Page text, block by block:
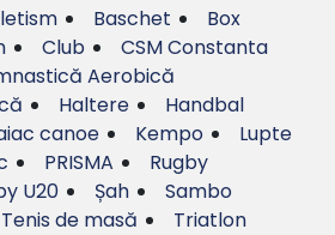
Baschet
Box
Club
CSM Constanta
Aerobică
Haltere
Handbal
canoe Kempo
Lupte
PRISMA
Rugby
U20 Șah
Sambo
Tenis de masă
Triatlon